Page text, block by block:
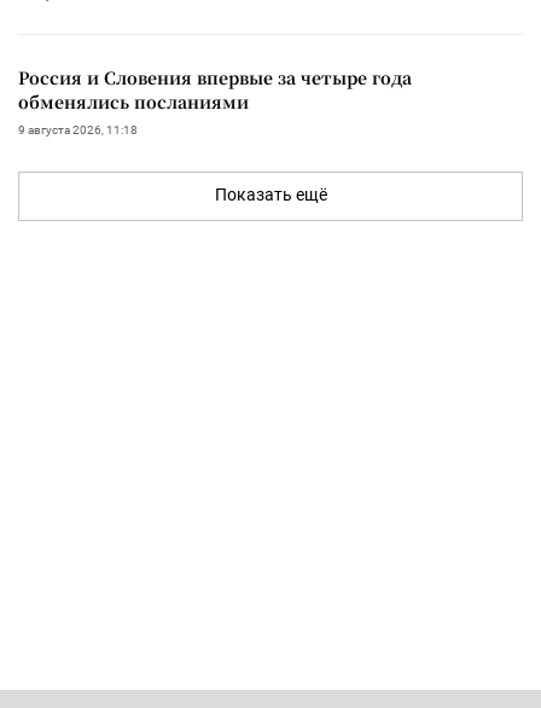
Россия и Словения впервые за четыре года
обменялись посланиями
9 августа 2026, 11:18
Показать ещё